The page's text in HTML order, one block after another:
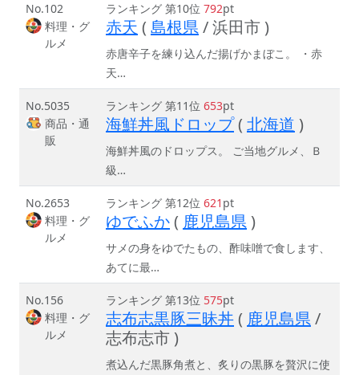
No.102
料理・グ
ルメ
ランキング 第10位 792pt
赤天 ( 島根県/ 浜田市 )
赤唐辛子を練り込んだ揚げかまぼこ。 ・赤
天…
No.5035
商品・通
販
ランキング 第11位 653pt
海鮮丼風ドロップ( 北海道 )
海鮮丼風のドロップス。 ご当地グルメ、Ｂ
級…
No.2653
料理・グ
ルメ
ランキング 第12位 621 pt
ゆでふか( 鹿児島県 )
サメの身をゆでたもの、酢味噌で食します、
あてに最…
No.156
料理・グ
ルメ
ランキング 第13位 575pt
志布志黒豚三昧丼( 鹿児島県/
志布志市 )
煮込んだ黒豚角煮と、炙りの黒豚を贅沢に使